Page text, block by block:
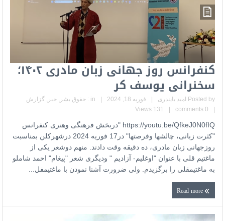
کنفرانس روز جهانی زبان مادری ۱۴۰۲؛
سخنرانی یوسف کر
Posted by امید بایندری | فوریه 18, 2024 |
in : حقوق بشر ,خبر ,گزارش
|
0 comments
|
131 Views
https://youtu.be/QfkeJ0N0fIQ ‍"دربخش فرهنگی وهنری کنفرانس
"کثرت زبانی، چالشها وفرصتها" در17 فوریه 2024 درشهرکلن بمناسبت
روزجهانی زبان مادری، ده دقیقه وقت دادند. منهم دوشعر یکی از
ماغتیم قلی با عنوان "اوغلیم- آزادیم " ودیگری شعر "پیغام" احمد شاملو
به ماغتیمقلی را برگزیدم. ولی ضرورت آشنا نمودن با ماغتیمفل...
Read more